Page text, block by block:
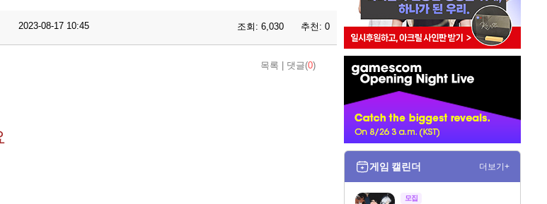
2023-08-17 10:45 조회: 6,030 추천: 0
목록 댓글(0)
벤
게임 캘린더 더보기+
모집